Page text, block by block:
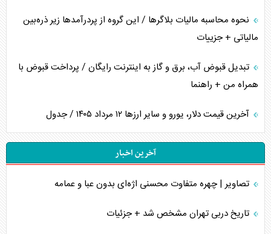
نحوه محاسبه مالیات بلاگر‌ها / این گروه از پردرآمد‌ها زیر ذره‌بین
مالیاتی + جزییات
تبدیل قبوض آب، برق و گاز به اینترنت رایگان / پرداخت قبوض با
همراه من + راهنما
آخرین قیمت دلار، یورو و سایر ارز‌ها ۱۲ مرداد ۱۴۰۵ / جدول
آخرین اخبار
تصاویر | چهره متفاوت محسنی اژه‌ای بدون عبا و عمامه
تاریخ دربی تهران مشخص شد + جزئیات